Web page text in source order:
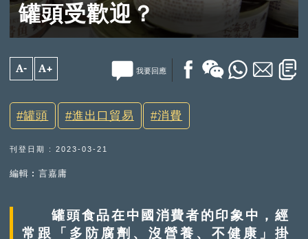
罐頭受歡迎？
A- A+ 我要回應
罐頭 進出口貿易 消費
刊登日期 : 2023-03-21
編輯︰言嘉庸
罐頭食品在中國消費者的印象中，經
常跟「多防腐劑、沒營養、不健康」掛